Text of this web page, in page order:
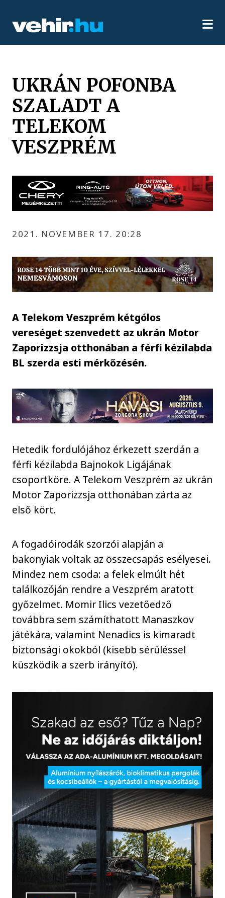
UKRÁN POFONBA
SZALADT A
TELEKOM
VESZPRÉM
2021. NOVEMBER 17. 20:28
A Telekom Veszprém kétgólos
vereséget szenvedett az ukrán Motor
Zaporizzsja otthonában a férfi kézilabda
BL szerda esti mérkőzésén.
Hetedik fordulójához érkezett szerdán a
férfi kézilabda Bajnokok Ligájának
csoportköre. A Telekom Veszprém az ukrán
Motor Zaporizzsja otthonában zárta az
első kört.
A fogadóirodák szorzói alapján a
bakonyiak voltak az összecsapás esélyesei.
Mindez nem csoda: a felek elmúlt hét
találkozóján rendre a Veszprém aratott
győzelmet. Momir Ilics vezetőedző
továbbra sem számíthatott Manaszkov
játékára, valamint Nenadics is kimaradt
biztonsági okokból (kisebb sérüléssel
küszködik a szerb irányító).